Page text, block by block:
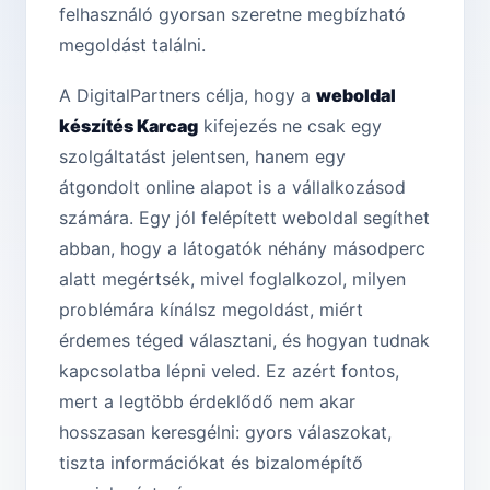
felhasználó gyorsan szeretne megbízható
megoldást találni.
A DigitalPartners célja, hogy a weboldal
készítés Karcag kifejezés ne csak egy
szolgáltatást jelentsen, hanem egy
átgondolt online alapot is a vállalkozásod
számára. Egy jól felépített weboldal segíthet
abban, hogy a látogatók néhány másodperc
alatt megértsék, mivel foglalkozol, milyen
problémára kínálsz megoldást, miért
érdemes téged választani, és hogyan tudnak
kapcsolatba lépni veled. Ez azért fontos,
mert a legtöbb érdeklődő nem akar
hosszasan keresgélni: gyors válaszokat,
tiszta információkat és bizalomépítő